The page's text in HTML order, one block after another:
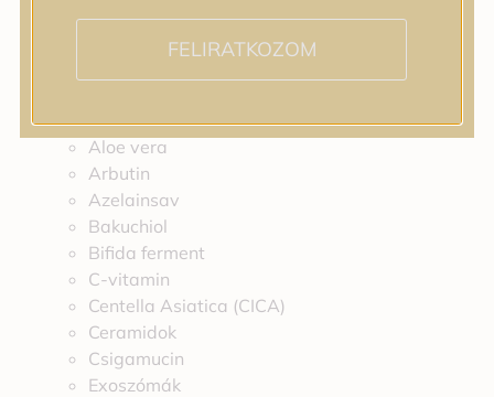
Tini bőrápolás
Várandósság alatt is
Allantoin
Aloe vera
Arbutin
Azelainsav
Bakuchiol
Bifida ferment
C-vitamin
Centella Asiatica (CICA)
Ceramidok
Csigamucin
Exoszómák
FELIRATKOZOM